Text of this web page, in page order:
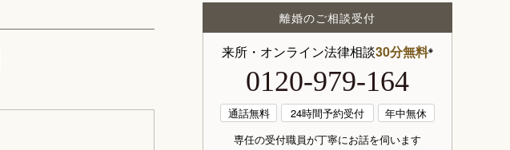
離婚のご相談受付
来所・オンライン法律相談30分無料※
0120-979-164
通話無料 24時間予約受付
年中無休
専任の受付職員が丁寧にお話を伺います